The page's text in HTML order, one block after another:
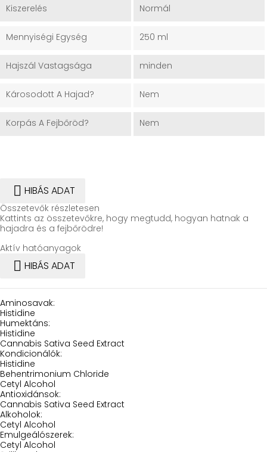
Kiszerelés Normál
Mennyiségi Egység 250 ml
Hajszál Vastagsága minden
Károsodott A Hajad? Nem
Korpás A Fejbőröd? Nem
 HIBÁS ADAT
Összetevők részletesen
Kattints az összetevőkre, hogy megtudd, hogyan hatnak a
hajadra és a fejbőrödre!
Aktív hatóanyagok
 HIBÁS ADAT
Aminosavak:
Histidine
Humektáns:
Histidine
Cannabis Sativa Seed Extract
Kondicionálók:
Histidine
Behentrimonium Chloride
Cetyl Alcohol
Antioxidánsok:
Cannabis Sativa Seed Extract
Alkoholok:
Cetyl Alcohol
Emulgeálószerek:
Cetyl Alcohol